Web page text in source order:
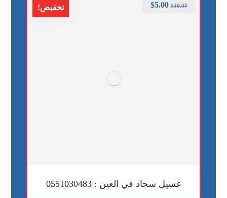
تخفيض!
غسيل سجاد في العين : 0551030483
$10.00
$5.00